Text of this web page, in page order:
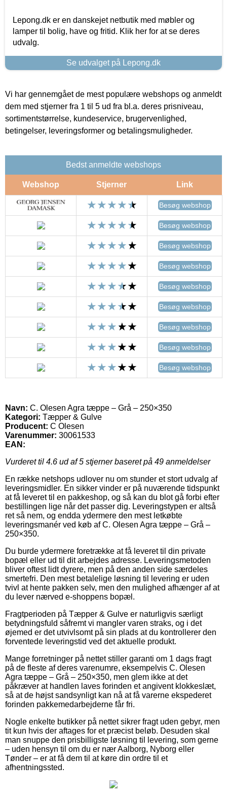
Lepong.dk er en danskejet netbutik med møbler og
lamper til bolig, have og fritid. Klik her for at se deres
udvalg.
Se udvalget på Lepong.dk
Vi har gennemgået de mest populære webshops og anmeldt
dem med stjerner fra 1 til 5 ud fra bl.a. deres prisniveau,
sortimentstørrelse, kundeservice, brugervenlighed,
betingelser, leveringsformer og betalingsmuligheder.
Bedst anmeldte webshops
Webshop Stjerner Link
Besøg webshop
Besøg webshop
Besøg webshop
Besøg webshop
Besøg webshop
Besøg webshop
Besøg webshop
Besøg webshop
Besøg webshop
Navn: C. Olesen Agra tæppe – Grå – 250×350
Kategori: Tæpper & Gulve
Producent: C Olesen
Varenummer: 30061533
EAN:
Vurderet til 4.6 ud af 5 stjerner baseret på 49 anmeldelser
En række netshops udlover nu om stunder et stort udvalg af
leveringsmidler. En sikker vinder er på nuværende tidspunkt
at få leveret til en pakkeshop, og så kan du blot gå forbi efter
bestillingen lige når det passer dig. Leveringstypen er altså
ret så nem, og endda ydermere den mest letkøbte
leveringsmanér ved køb af C. Olesen Agra tæppe – Grå –
250×350.
Du burde ydermere foretrække at få leveret til din private
bopæl eller ud til dit arbejdes adresse. Leveringsmetoden
bliver oftest lidt dyrere, men på den anden side særdeles
smertefri. Den mest betalelige løsning til levering er uden
tvivl at hente pakken selv, men den mulighed afhænger af at
du lever nærved e-shoppens bopæl.
Fragtperioden på Tæpper & Gulve er naturligvis særligt
betydningsfuld såfremt vi mangler varen straks, og i det
øjemed er det utvivlsomt på sin plads at du kontrollerer den
forventede leveringstid ved det aktuelle produkt.
Mange forretninger på nettet stiller garanti om 1 dags fragt
på de fleste af deres varenumre, eksempelvis C. Olesen
Agra tæppe – Grå – 250×350, men glem ikke at det
påkræver at handlen laves forinden et angivent klokkeslæt,
så at de højst sandsynligt kan nå at få varerne ekspederet
forinden pakkemedarbejderne får fri.
Nogle enkelte butikker på nettet sikrer fragt uden gebyr, men
tit kun hvis der aftages for et præcist beløb. Desuden skal
man snuppe den prisbilligste løsning til levering, som gerne
– uden hensyn til om du er nær Aalborg, Nyborg eller
Tønder – er at få dem til at køre din ordre til et
afhentningssted.